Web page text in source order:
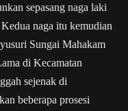
sepasang naga laki
naga itu kemudian
Sungai Mahakam
di Kecamatan
sejenak di
beberapa prosesi